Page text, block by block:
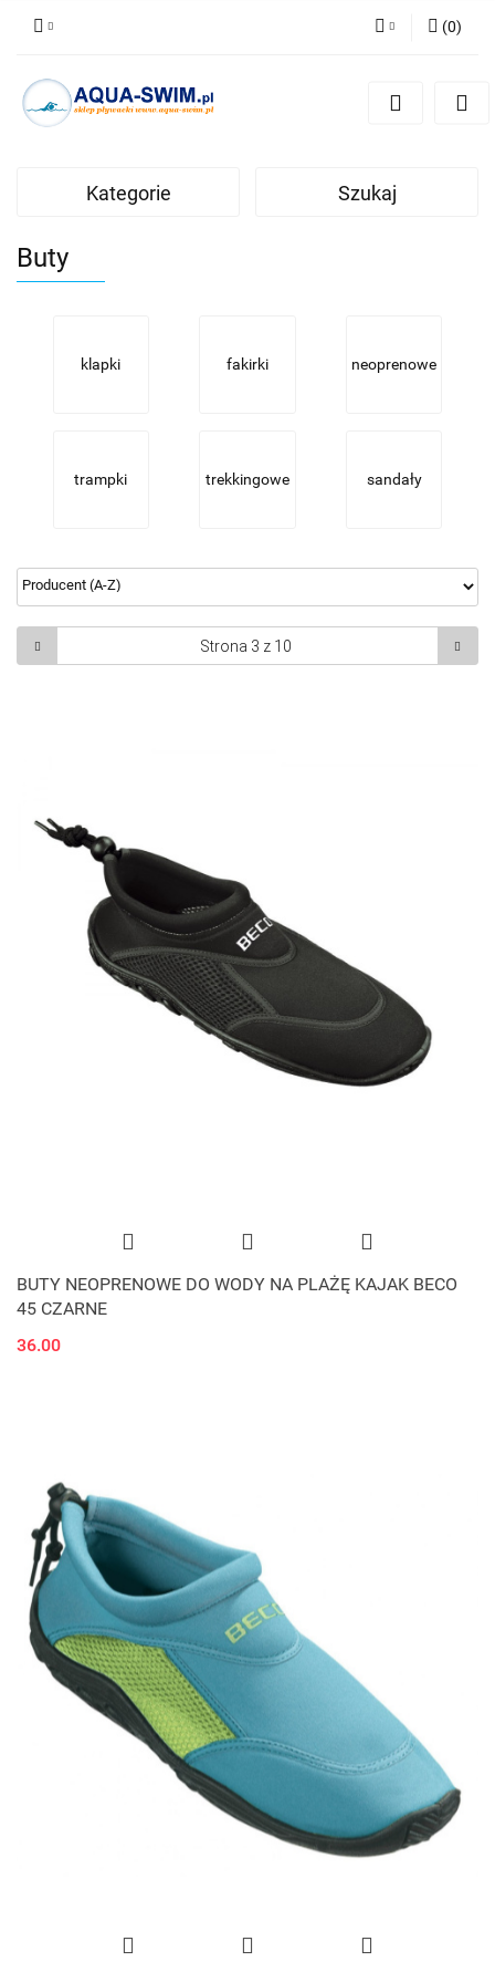
(0)
Kategorie Szukaj
Buty
klapki fakirki neoprenowe
trampki trekkingowe sandały
BUTY NEOPRENOWE DO WODY NA PLAŻĘ KAJAK BECO
45 CZARNE
36.00